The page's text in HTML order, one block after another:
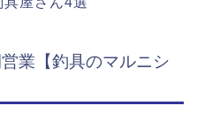
業【釣具のマルニシ